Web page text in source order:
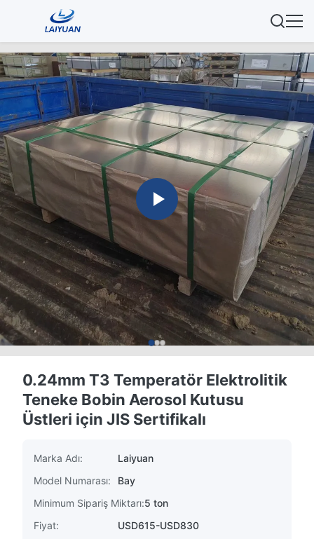
0.24mm T3 Temperatör Elektrolitik
Teneke Bobin Aerosol Kutusu
Üstleri için JIS Sertifikalı
Marka Adı:
Laiyuan
Model Numarası:
Bay
Minimum Sipariş Miktarı:5 ton
Fiyat:
USD615-USD830